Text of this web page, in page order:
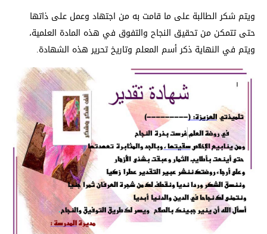
ويتم شكر الطالبة على ما قامت به من اجتهاد وعمل على ذاتها
حتى تتمكن من تحقيق النجاح والتفوق في هذه المادة العلمية،
ويتم في النهاية ذكر أسم المعلم وتاريخ تحرير هذه الشهادة.